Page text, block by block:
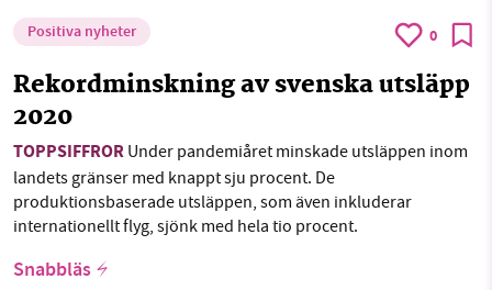
Positiva nyheter 0
Rekordminskning av svenska utsläpp
2020
TOPPSIFFROR Under pandemiåret minskade utsläppen inom
landets gränser med knappt sju procent. De
produktionsbaserade utsläppen, som även inkluderar
internationellt flyg, sjönk med hela tio procent.
Snabbläs